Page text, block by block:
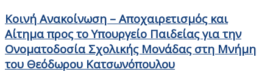
Κοινή Ανακοίνωση – Αποχαιρετισμός και
Αίτημα προς το Υπουργείο Παιδείας για την
Ονοματοδοσία Σχολικής Μονάδας στη Μνήμη
του Θεόδωρου Κατσωνόπουλου